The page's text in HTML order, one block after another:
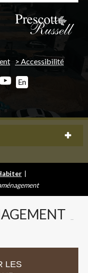
Accessibilité
En
|
LES